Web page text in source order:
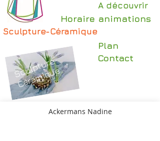
A découvrir
Horaire animations
Sculpture-Céramique
S
c
ul
p
t
u
r
e
-
C
é
r
a
mi
q
u
e
Plan
Contact
Ackermans Nadine